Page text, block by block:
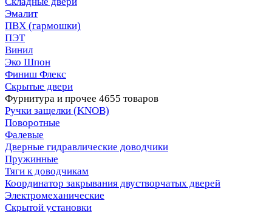
Эмалит
ПВХ (гармошки)
ПЭТ
Винил
Эко Шпон
Финиш Флекс
Скрытые двери
Фурнитура и прочее 4655 товаров
Ручки защелки (KNOB)
Поворотные
Фалевые
Дверные гидравлические доводчики
Пружинные
Тяги к доводчикам
Координатор закрывания двустворчатых дверей
Электромеханические
Скрытой установки